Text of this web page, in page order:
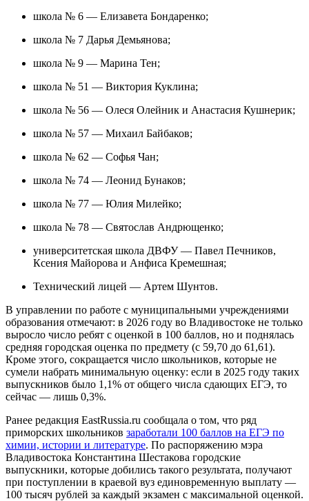
школа № 6 — Елизавета Бондаренко;
школа № 7 Дарья Демьянова;
школа № 9 — Марина Тен;
школа № 51 — Виктория Куклина;
школа № 56 — Олеся Олейник и Анастасия Кушнерик;
школа № 57 — Михаил Байбаков;
школа № 62 — Софья Чан;
школа № 74 — Леонид Бунаков;
школа № 77 — Юлия Милейко;
школа № 78 — Святослав Андрющенко;
университетская школа ДВФУ — Павел Печников,
Ксения Майорова и Анфиса Кремешная;
Технический лицей — Артем Шунтов.
В управлении по работе с муниципальными учреждениями
образования отмечают: в 2026 году во Владивостоке не только
выросло число ребят с оценкой в 100 баллов, но и поднялась
средняя городская оценка по предмету (с 59,70 до 61,61).
Кроме этого, сокращается число школьников, которые не
сумели набрать минимальную оценку: если в 2025 году таких
выпускников было 1,1% от общего числа сдающих ЕГЭ, то
сейчас — лишь 0,3%.
Ранее редакция EastRussia.ru сообщала о том, что ряд
приморских школьников заработали 100 баллов на ЕГЭ по
химии, истории и литературе. По распоряжению мэра
Владивостока Константина Шестакова городские
выпускники, которые добились такого результата, получают
при поступлении в краевой вуз единовременную выплату —
100 тысяч рублей за каждый экзамен с максимальной оценкой.